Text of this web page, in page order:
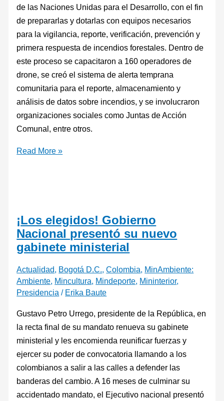
de las Naciones Unidas para el Desarrollo, con el fin
de prepararlas y dotarlas con equipos necesarios
para la vigilancia, reporte, verificación, prevención y
primera respuesta de incendios forestales. Dentro de
este proceso se capacitaron a 160 operadores de
drone, se creó el sistema de alerta temprana
comunitaria para el reporte, almacenamiento y
análisis de datos sobre incendios, y se involucraron
organizaciones sociales como Juntas de Acción
Comunal, entre otros.
Read More »
¡Los elegidos! Gobierno
Nacional presentó su nuevo
gabinete ministerial
Actualidad, Bogotá D.C.,Colombia, MinAmbiente:
Ambiente, Mincultura, Mindeporte, Mininterior,
Presidencia / Erika Baute
Gustavo Petro Urrego, presidente de la República, en
la recta final de su mandato renueva su gabinete
ministerial y les encomienda reunificar fuerzas y
ejercer su poder de convocatoria llamando a los
colombianos a salir a las calles a defender las
banderas del cambio. A 16 meses de culminar su
accidentado mandato, el Ejecutivo nacional presentó